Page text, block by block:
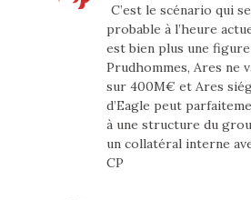
C’est le scénario qui
probable à l’heure
est bien plus une
Prudhommes, Ares ne
sur 400M€ et Ares
d’Eagle peut
à une structure du
un collatéral interne
CP